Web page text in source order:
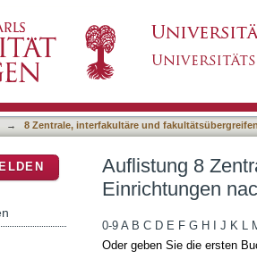
→
8 Zentrale, interfakultäre und
Auflistung 8
Einrichtungen
0-9 A B C D E F G H J K L
Oder geben Sie die ersten